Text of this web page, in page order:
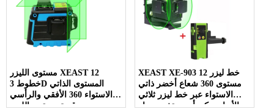
مستوى الليزر XEAST 12
خطوط 3D المستوى الذاتي
الاستواء 360 الأفقي والرأسي
سوبر قوية مستوى الليزر
XEAST XE-903 12 خط ليزر
مستوى 360 شعاع أخضر ذاتي
الاستواء عبر خط ليزر ثلاثي
الأبعاد يمكن أن يستخدم جهاز